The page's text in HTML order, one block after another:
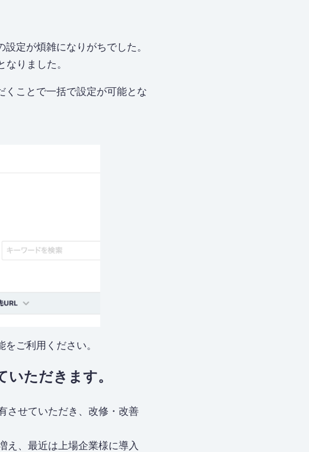
定が煩雑になりがちでした。
りました。
くことで一括で設定が可能とな
ご利用ください。
ただきます。
させていただき、改修・改善
え、最近は上場企業様に導入